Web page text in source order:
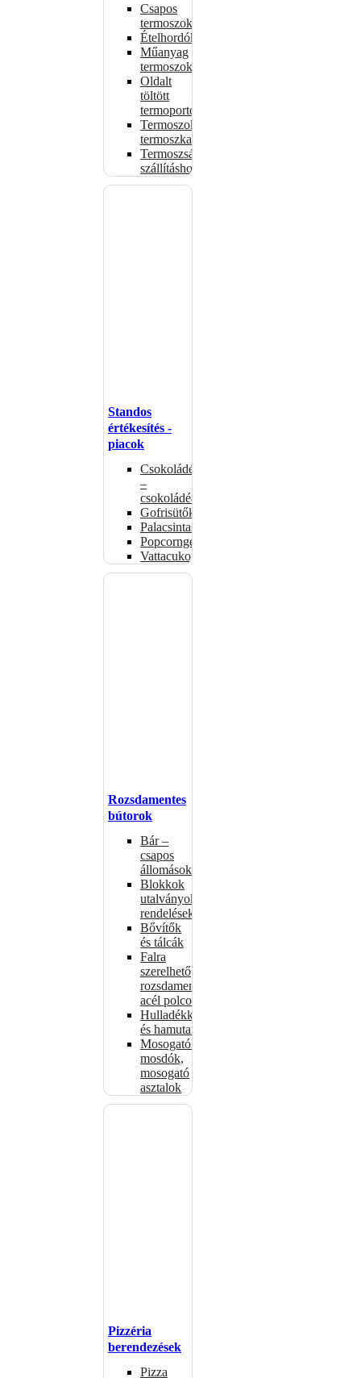
Csapos
termoszok
Ételhordók
Műanyag
termoszok
Oldalt
töltött
termoportok
Termoszok,
termoszkannák
Termoszsákok
szállításhoz
Standos
értékesítés -
piacok
Csokoládémelegítők
–
csokoládéadagolók
Gofrisütők
Palacsintasütők
Popcorngépek
Vattacukorgép
Rozsdamentes
bútorok
Bár –
csapos
állomások
Blokkok
utalványokhoz,
rendelésekhez
Bővítők
és tálcák
Falra
szerelhető
rozsdamentes
acél polcok
Hulladékkosarak
és hamutartók
Mosogatók,
mosdók,
mosogató
asztalok
Pizzéria
berendezések
Pizza